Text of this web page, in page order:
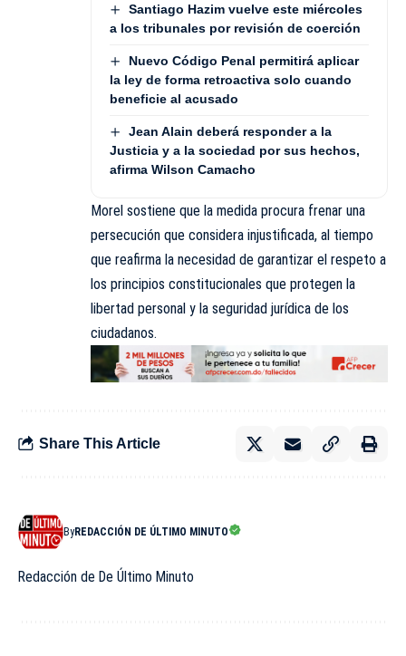
Santiago Hazim vuelve este miércoles
a los tribunales por revisión de coerción
Nuevo Código Penal permitirá aplicar
la ley de forma retroactiva solo cuando
beneficie al acusado
Jean Alain deberá responder a la
Justicia y a la sociedad por sus hechos,
afirma Wilson Camacho
Morel sostiene que la medida procura frenar una
persecución que considera injustificada, al tiempo
que reafirma la necesidad de garantizar el respeto a
los principios constitucionales que protegen la
libertad personal y la seguridad jurídica de los
ciudadanos.
Share This Article
ByREDACCIÓN DE ÚLTIMO MINUTO
Redacción de De Último Minuto